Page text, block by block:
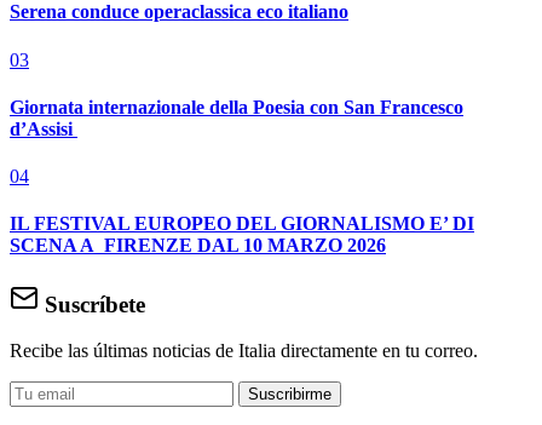
Serena conduce operaclassica eco italiano
03
Giornata internazionale della Poesia con San Francesco
d’Assisi
04
IL FESTIVAL EUROPEO DEL GIORNALISMO E’ DI
SCENA A FIRENZE DAL 10 MARZO 2026
Suscríbete
Recibe las últimas noticias de Italia directamente en tu correo.
Suscribirme